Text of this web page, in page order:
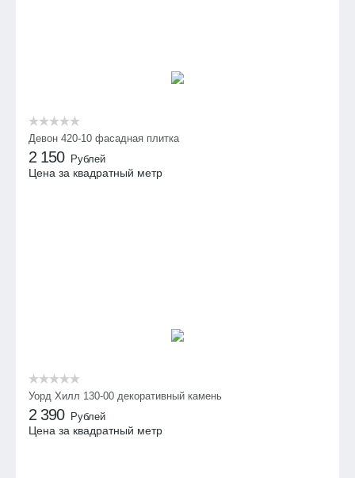
Девон 420-10 фасадная плитка
2 150 Рублей
Цена за квадратный метр
Уорд Хилл 130-00 декоративный камень
2 390 Рублей
Цена за квадратный метр